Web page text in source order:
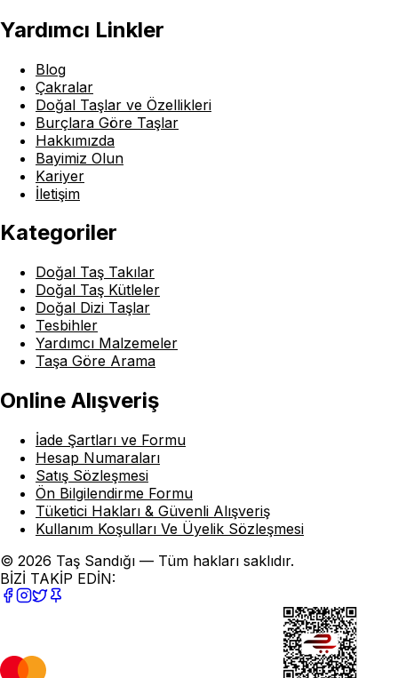
Yardımcı Linkler
Blog
Çakralar
Doğal Taşlar ve Özellikleri
Burçlara Göre Taşlar
Hakkımızda
Bayimiz Olun
Kariyer
İletişim
Kategoriler
Doğal Taş Takılar
Doğal Taş Kütleler
Doğal Dizi Taşlar
Tesbihler
Yardımcı Malzemeler
Taşa Göre Arama
Online Alışveriş
İade Şartları ve Formu
Hesap Numaraları
Satış Sözleşmesi
Ön Bilgilendirme Formu
Tüketici Hakları & Güvenli Alışveriş
Kullanım Koşulları Ve Üyelik Sözleşmesi
© 2026 Taş Sandığı — Tüm hakları saklıdır.
BİZİ TAKİP EDİN: